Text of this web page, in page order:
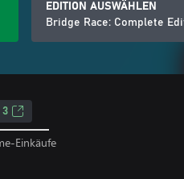
EDITION AUSWÄHLEN
Bridge Race: Complete
3
Einkäufe